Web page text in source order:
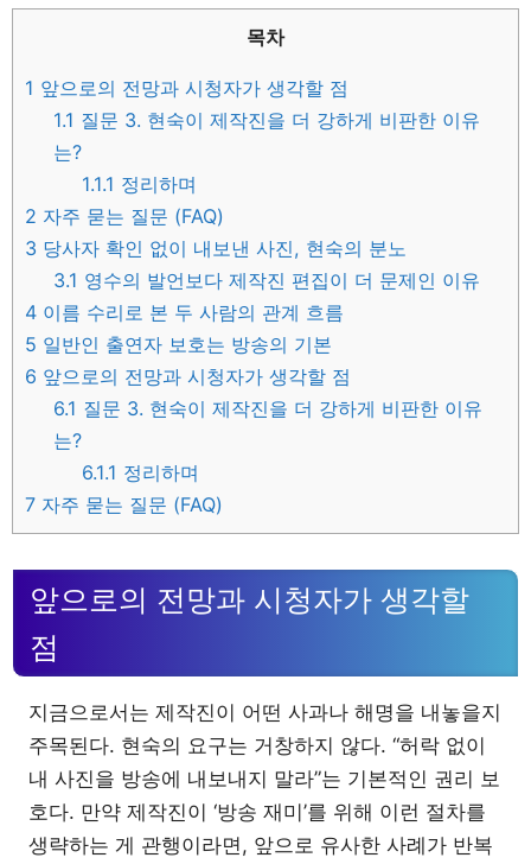
목차
1 앞으로의 전망과 시청자가 생각할 점
1.1 질문 3. 현숙이 제작진을 더 강하게 비판한 이유
는?
1.1.1 정리하며
2 자주 묻는 질문 (FAQ)
3 당사자 확인 없이 내보낸 사진, 현숙의 분노
3.1 영수의 발언보다 제작진 편집이 더 문제인 이유
4 이름 수리로 본 두 사람의 관계 흐름
5 일반인 출연자 보호는 방송의 기본
6 앞으로의 전망과 시청자가 생각할 점
6.1 질문 3. 현숙이 제작진을 더 강하게 비판한 이유
는?
6.1.1 정리하며
7 자주 묻는 질문 (FAQ)
앞으로의 전망과 시청자가 생각할
점
지금으로서는 제작진이 어떤 사과나 해명을 내놓을지
주목된다. 현숙의 요구는 거창하지 않다. “허락 없이
내 사진을 방송에 내보내지 말라”는 기본적인 권리 보
호다. 만약 제작진이 ‘방송 재미’를 위해 이런 절차를
생략하는 게 관행이라면, 앞으로 유사한 사례가 반복